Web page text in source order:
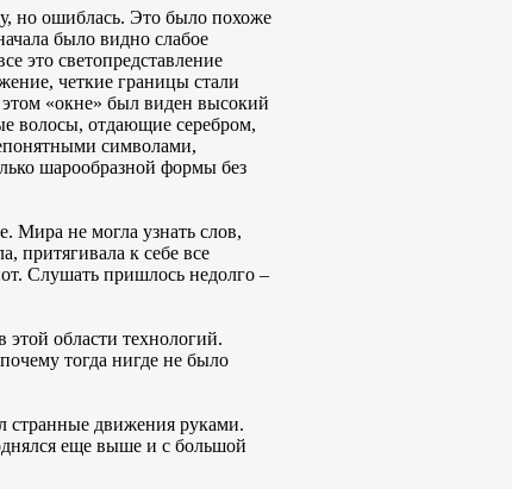
но ошиблась. Это было похоже
было видно слабое
это светопредставление
четкие границы стали
«окне» был виден высокий
волосы, отдающие серебром,
символами,
шарообразной формы без
Мира не могла узнать слов,
притягивала к себе все
Слушать пришлось недолго –
области технологий.
тогда нигде не было
странные движения руками.
еще выше и с большой